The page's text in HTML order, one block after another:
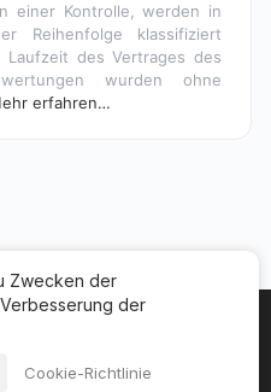
einer Kontrolle, werden in
Reihenfolge klassifiziert
des Vertrages des
wurden ohne
erfahren…
Zwecken der
der
Cookie-Richtlinie